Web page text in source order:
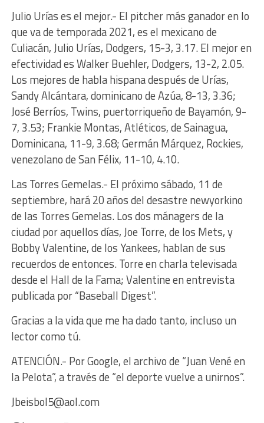
Julio Urías es el mejor.- El pitcher más ganador en lo
que va de temporada 2021, es el mexicano de
Culiacán, Julio Urías, Dodgers, 15-3, 3.17. El mejor en
efectividad es Walker Buehler, Dodgers, 13-2, 2.05.
Los mejores de habla hispana después de Urías,
Sandy Alcántara, dominicano de Azúa, 8-13, 3.36;
José Berríos, Twins, puertorriqueño de Bayamón, 9-
7, 3.53; Frankie Montas, Atléticos, de Sainagua,
Dominicana, 11-9, 3.68; Germán Márquez, Rockies,
venezolano de San Félix, 11-10, 4.10.
Las Torres Gemelas.- El próximo sábado, 11 de
septiembre, hará 20 años del desastre newyorkino
de las Torres Gemelas. Los dos mánagers de la
ciudad por aquellos días, Joe Torre, de los Mets, y
Bobby Valentine, de los Yankees, hablan de sus
recuerdos de entonces. Torre en charla televisada
desde el Hall de la Fama; Valentine en entrevista
publicada por “Baseball Digest”.
Gracias a la vida que me ha dado tanto, incluso un
lector como tú.
ATENCIÓN.- Por Google, el archivo de “Juan Vené en
la Pelota”, a través de “el deporte vuelve a unirnos”.
Jbeisbol5@aol.com